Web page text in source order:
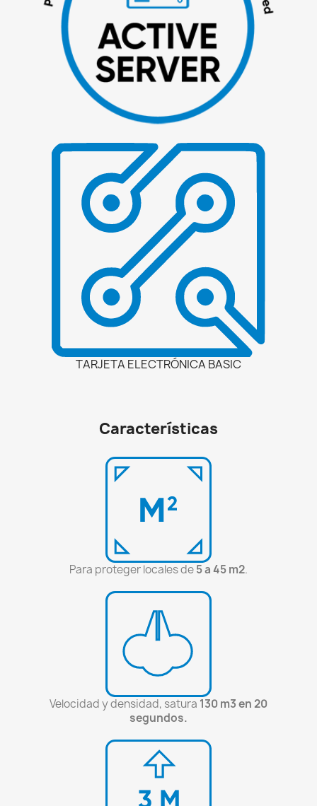
TARJETA ELECTRÓNICA BASIC
Características
Para proteger locales de5 a 45 m2.
Velocidad y densidad, satura 130 m3 en 20
segundos.